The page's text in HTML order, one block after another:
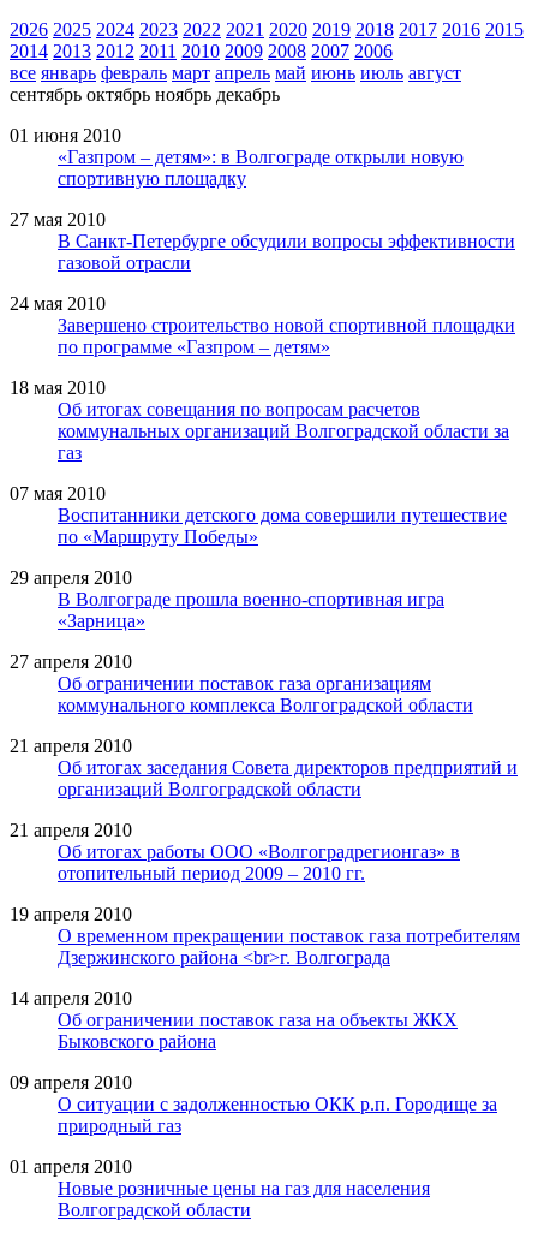
2026 2025 2024 2023 2022 2021 2020 2019 2018 2017 2016 2015
2014 2013 2012 2011 2010 2009 2008 2007 2006
все январь февраль март апрель май июнь июль август
сентябрь октябрь ноябрь декабрь
01 июня 2010
«Газпром – детям»: в Волгограде открыли новую
спортивную площадку
27 мая 2010
В Санкт-Петербурге обсудили вопросы эффективности
газовой отрасли
24 мая 2010
Завершено строительство новой спортивной площадки
по программе «Газпром – детям»
18 мая 2010
Об итогах совещания по вопросам расчетов
коммунальных организаций Волгоградской области за
газ
07 мая 2010
Воспитанники детского дома совершили путешествие
по «Маршруту Победы»
29 апреля 2010
В Волгограде прошла военно-спортивная игра
«Зарница»
27 апреля 2010
Об ограничении поставок газа организациям
коммунального комплекса Волгоградской области
21 апреля 2010
Об итогах заседания Совета директоров предприятий и
организаций Волгоградской области
21 апреля 2010
Об итогах работы ООО «Волгоградрегионгаз» в
отопительный период 2009 – 2010 гг.
19 апреля 2010
О временном прекращении поставок газа потребителям
Дзержинского района <br>г. Волгограда
14 апреля 2010
Об ограничении поставок газа на объекты ЖКХ
Быковского района
09 апреля 2010
О ситуации с задолженностью ОКК р.п. Городище за
природный газ
01 апреля 2010
Новые розничные цены на газ для населения
Волгоградской области